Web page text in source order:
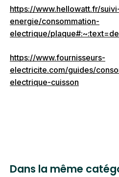
https://www.hellowatt.fr/
energie/consommation-
electrique/
https://www.fournisseurs-
electricite.com/guides/
electrique-cuisson
Dans la même